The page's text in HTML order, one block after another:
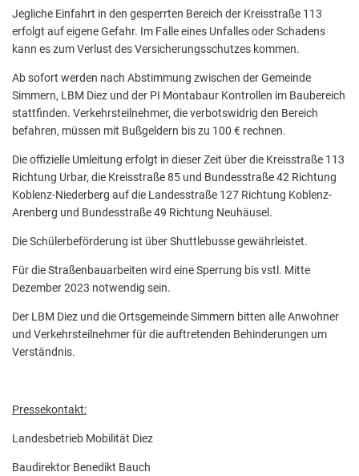
Jegliche Einfahrt in den gesperrten Bereich der Kreisstraße 113
erfolgt auf eigene Gefahr. Im Falle eines Unfalles oder Schadens
kann es zum Verlust des Versicherungsschutzes kommen.
Ab sofort werden nach Abstimmung zwischen der Gemeinde
Simmern, LBM Diez und der PI Montabaur Kontrollen im Baubereich
stattfinden. Verkehrsteilnehmer, die verbotswidrig den Bereich
befahren, müssen mit Bußgeldern bis zu 100 € rechnen.
Die offizielle Umleitung erfolgt in dieser Zeit über die Kreisstraße 113
Richtung Urbar, die Kreisstraße 85 und Bundesstraße 42 Richtung
Koblenz-Niederberg auf die Landesstraße 127 Richtung Koblenz-
Arenberg und Bundesstraße 49 Richtung Neuhäusel.
Die Schülerbeförderung ist über Shuttlebusse gewährleistet.
Für die Straßenbauarbeiten wird eine Sperrung bis vstl. Mitte
Dezember 2023 notwendig sein.
Der LBM Diez und die Ortsgemeinde Simmern bitten alle Anwohner
und Verkehrsteilnehmer für die auftretenden Behinderungen um
Verständnis.
Pressekontakt:
Landesbetrieb Mobilität Diez
Baudirektor Benedikt Bauch